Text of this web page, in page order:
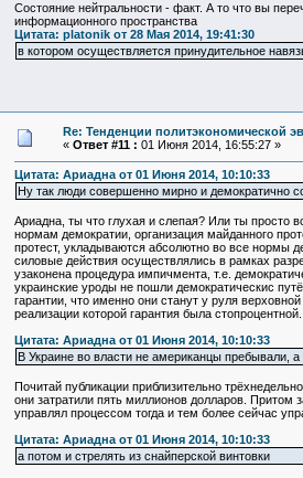
Состояние нейтральности - факт. А то что вы
информационного пространства
Цитата: platonik от 28 Мая 2014, 19:41:30
в котором осуществляется принудительное
Re: Тенденции политэкономической
« Ответ #11 : 01 Июня 2014, 16:55:27 »
Цитата: Ариадна от 01 Июня 2014, 10:10:33
Ну так люди совершенно мирно и демократично
Ариадна, ты что глухая и слепая? Или ты просто
нормам демократии, организация майданного
протест, укладываются абсолютно во все нормы
силовые действия осуществлялись в рамках
узаконена процедура импичмента, т.е.
украинские уроды не пошли демократическис
гарантии, что именно они станут у руля
реализации которой гарантия была
Цитата: Ариадна от 01 Июня 2014, 10:10:33
В Украине во власти не американцы пребывали,
Почитай публикации приблизительно
они затратили пять миллионов долларов.
управлял процессом тогда и тем более сейчас
Цитата: Ариадна от 01 Июня 2014, 10:10:33
а потом и стрелять из снайперской винтовки